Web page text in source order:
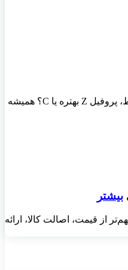
برای یک سوله با دهانه متوسط، پروفیل Z بهتره یا C؟ همیشه
بیشتر
از قیمت، اصالت کالا، ارائه